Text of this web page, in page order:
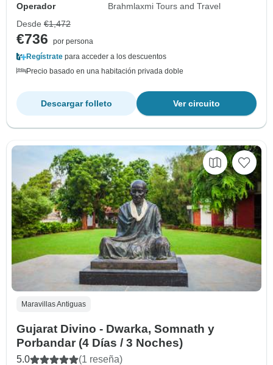
Operador
Brahmlaxmi Tours and Travel
Desde €1,472
€736
por persona
Regístrate para acceder a los descuentos
Precio basado en una habitación privada doble
Ver circuito
Descargar folleto
Maravillas Antiguas
Gujarat Divino - Dwarka, Somnath y
Porbandar (4 Días / 3 Noches)
5.0 (1 reseña)